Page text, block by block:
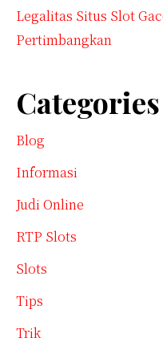
Legalitas Situs Slot
Pertimbangkan
Categories
Blog
Informasi
Judi Online
RTP Slots
Slots
Tips
Trik